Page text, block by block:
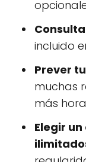
incluido
Prever
muchas
más
Elegir